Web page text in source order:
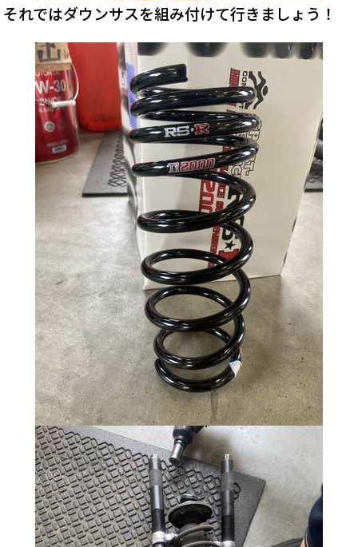
それではダウンサスを組み付けて行きましょう！